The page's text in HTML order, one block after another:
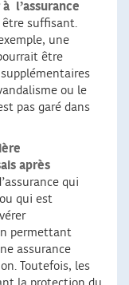
à
l’assurance
être suffisant.
une
être
ou le
pas garé dans
après
qui
qui est
permettant
assurance
Toutefois, les